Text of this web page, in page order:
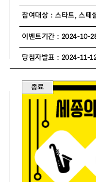
참여대상 : 스타트, 스페
이벤트기간 : 2024-10-
당첨자발표 : 2024-11-
종료